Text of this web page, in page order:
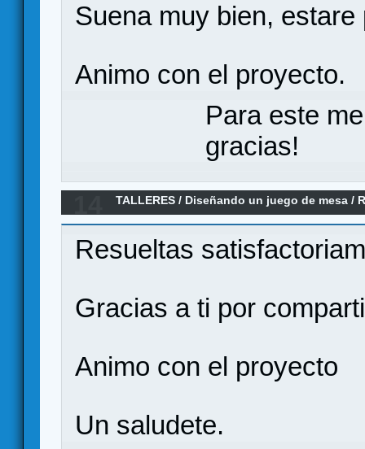
Suena muy bien, estare
Animo con el proyecto.
Para este
gracias!
TALLERES / Diseñando un juego de mesa /
Resueltas
Gracias a ti por
Animo con el proyecto
Un saludete.